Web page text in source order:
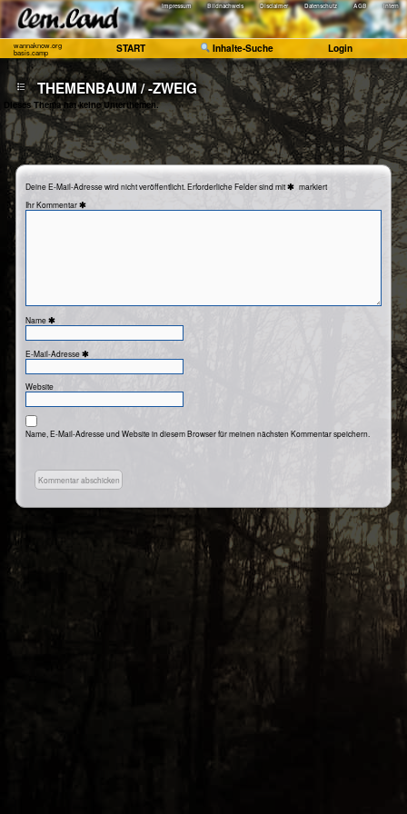
Impressum Bildnachweis Disclaimer Datenschutz AGB Intern
wannaknow.org
basis.camp START Inhalte-Suche Login
THEMENBAUM / -ZWEIG
Dieses Thema hat keine Unterthemen.
Deine E-Mail-Adresse wird nicht veröffentlicht. Erforderliche Felder sind mit
markiert
Kommentar
Name
E-Mail-Adresse
Website
Name, E-Mail-Adresse und Website in diesem Browser für meinen nächsten Kommentar speichern.